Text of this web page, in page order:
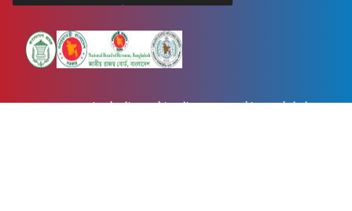
Newsnow24.com is a leading multimedia news portal in Bangladesh.